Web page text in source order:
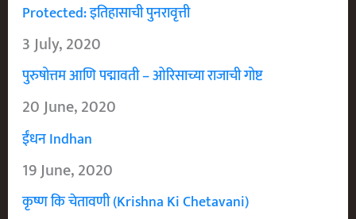
Protected: इतिहासाची पुनरावृत्ती
3 July, 2020
पुरुषोत्तम आणि पद्मावती – ओरिसाच्या राजाची गोष्ट
20 June, 2020
ईंधन Indhan
19 June, 2020
कृष्ण कि चेतावणी (Krishna Ki Chetavani)